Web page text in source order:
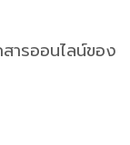
ารออนไลน์ของ